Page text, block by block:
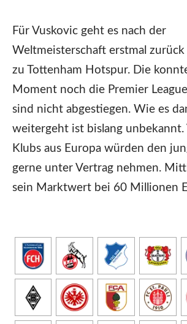
Für Vuskovic geht es nach der
Weltmeisterschaft erstmal zurück
zu Tottenham Hotspur. Die
Moment noch die Premier
sind nicht abgestiegen. Wie es
weitergeht ist bislang unbekannt.
Klubs aus Europa würden den
gerne unter Vertrag nehmen.
sein Marktwert bei 60 Millionen